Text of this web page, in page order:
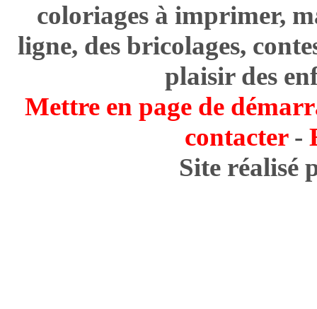
coloriages à imprimer,
ligne, des bricolages,
plaisir des
Mettre en page de
contacter-
Site réalisé